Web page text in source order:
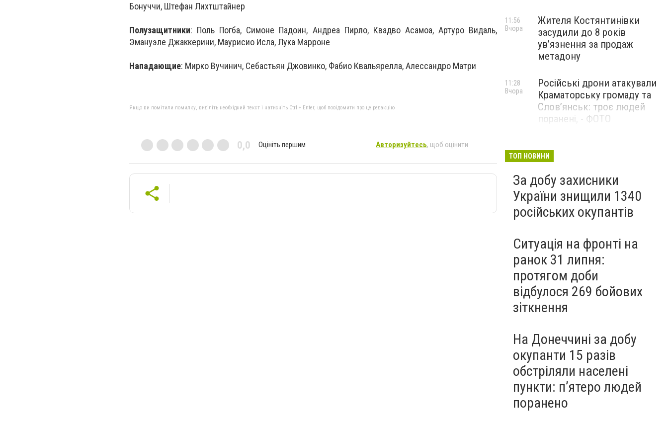
Бонуччи, Штефан Лихтштайнер
Полузащитники: Поль Погба, Симоне Падоин, Андреа Пирло, Квадво Асамоа, Артуро Видаль,
Эмануэле Джаккерини, Маурисио Исла, Лука Марроне
Нападающие: Мирко Вучинич, Себастьян Джовинко, Фабио Квальярелла, Алессандро Матри
Якщо ви помітили помилку, виділіть необхідний текст і натисніть Ctrl + Enter, щоб повідомити про це редакцію
0,0 Оцініть першим Авторизуйтесь, щоб оцінити
Жителя Костянтинівки
засудили до 8 років
ув’язнення за продаж
метадону
11:56
Вчора
Російські дрони атакували
Краматорську громаду та
Слов’янськ: троє людей
поранені, - ФОТО
11:28
Вчора
Донеччини Олексій Юков:
пошукового загону
«Плацдарм»
Вчора
ТОП НОВИНИ
За добу захисники
України знищили 1340
російських окупантів
Ситуація на фронті на
ранок 31 липня:
протягом доби
відбулося 269 бойових
зіткнення
На Донеччині за добу
окупанти 15 разів
обстріляли населені
пункти: пʼятеро людей
поранено